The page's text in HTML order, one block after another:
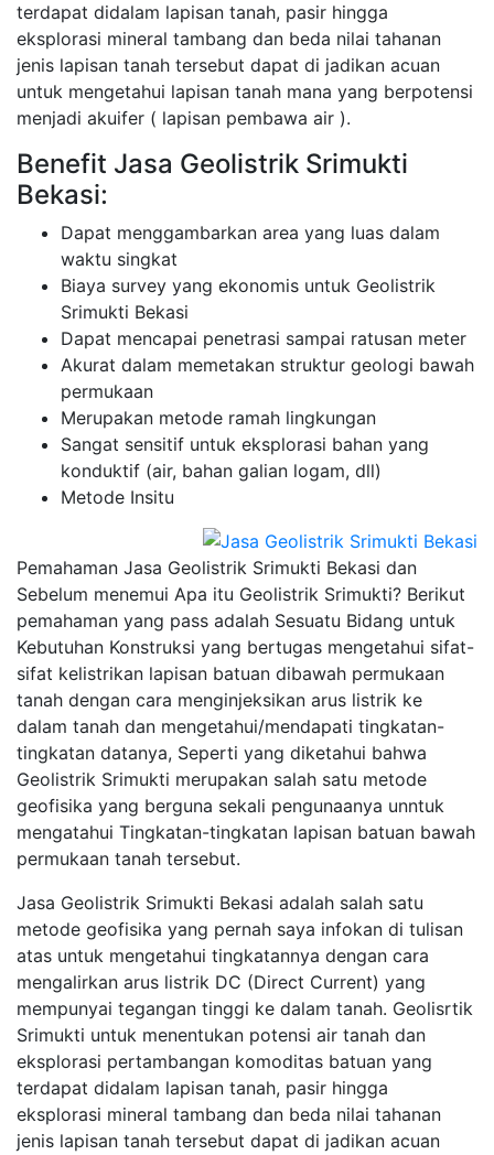
terdapat didalam lapisan tanah, pasir hingga
eksplorasi mineral tambang dan beda nilai tahanan
jenis lapisan tanah tersebut dapat di jadikan acuan
untuk mengetahui lapisan tanah mana yang berpotensi
menjadi akuifer ( lapisan pembawa air ).
Benefit Jasa Geolistrik Srimukti
Bekasi:
Dapat menggambarkan area yang luas dalam
waktu singkat
Biaya survey yang ekonomis untuk Geolistrik
Srimukti Bekasi
Dapat mencapai penetrasi sampai ratusan meter
Akurat dalam memetakan struktur geologi bawah
permukaan
Merupakan metode ramah lingkungan
Sangat sensitif untuk eksplorasi bahan yang
konduktif (air, bahan galian logam, dll)
Metode Insitu
Pemahaman Jasa Geolistrik Srimukti Bekasi dan
Sebelum menemui Apa itu Geolistrik Srimukti? Berikut
pemahaman yang pass adalah Sesuatu Bidang untuk
Kebutuhan Konstruksi yang bertugas mengetahui sifat-
sifat kelistrikan lapisan batuan dibawah permukaan
tanah dengan cara menginjeksikan arus listrik ke
dalam tanah dan mengetahui/mendapati tingkatan-
tingkatan datanya, Seperti yang diketahui bahwa
Geolistrik Srimukti merupakan salah satu metode
geofisika yang berguna sekali pengunaanya unntuk
mengatahui Tingkatan-tingkatan lapisan batuan bawah
permukaan tanah tersebut.
Jasa Geolistrik Srimukti Bekasi adalah salah satu
metode geofisika yang pernah saya infokan di tulisan
atas untuk mengetahui tingkatannya dengan cara
mengalirkan arus listrik DC (Direct Current) yang
mempunyai tegangan tinggi ke dalam tanah. Geolisrtik
Srimukti untuk menentukan potensi air tanah dan
eksplorasi pertambangan komoditas batuan yang
terdapat didalam lapisan tanah, pasir hingga
eksplorasi mineral tambang dan beda nilai tahanan
jenis lapisan tanah tersebut dapat di jadikan acuan